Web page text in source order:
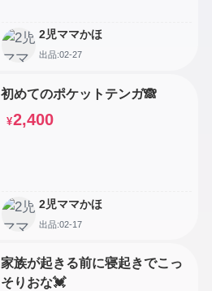
2児ママかほ
出品:02-27
初めてのポケットテンガ🙈
¥2,400
2児ママかほ
出品:02-17
家族が起きる前に寝起きでこっ
そりおな💓